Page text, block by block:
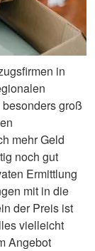
in
groß
mehr Geld
noch gut
Ermittlung
mit in die
der Preis ist
vielleicht
Angebot